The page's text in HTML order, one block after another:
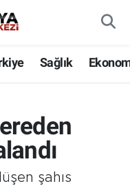
Sağlık
şahıs